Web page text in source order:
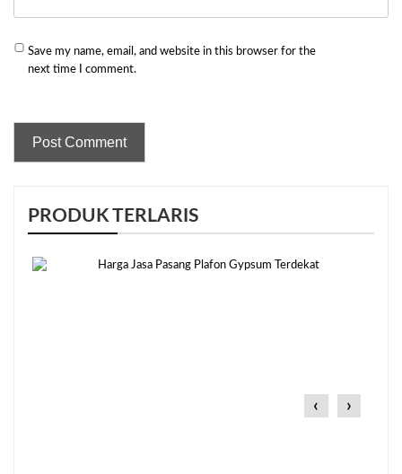
Save my name, email, and website in this browser for the
next time I comment.
PRODUK TERLARIS
‹ ›